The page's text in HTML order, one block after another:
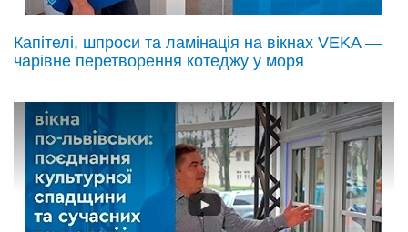
Капітелі, шпроси та ламінація на вікнах VEKA —
чарівне перетворення котеджу у моря